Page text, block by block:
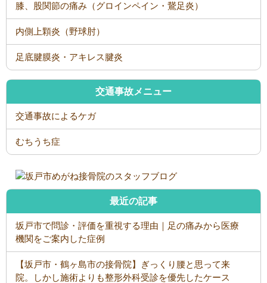
膝、股関節の痛み（グロインペイン・鵞足炎）
内側上顆炎（野球肘）
足底腱膜炎・アキレス腱炎
交通事故メニュー
交通事故によるケガ
むちうち症
最近の記事
坂戸市で問診・評価を重視する理由｜足の痛みから医療
機関をご案内した症例
【坂戸市・鶴ヶ島市の接骨院】ぎっくり腰と思って来
院。しかし施術よりも整形外科受診を優先したケース